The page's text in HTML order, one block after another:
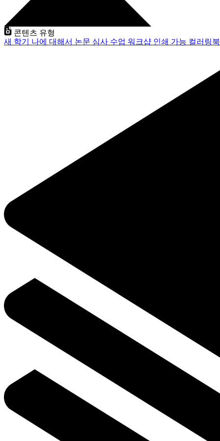
콘텐츠 유형
새 학기 나에 대해서 논문 심사 수업 워크샵 인쇄 가능 컬러링북